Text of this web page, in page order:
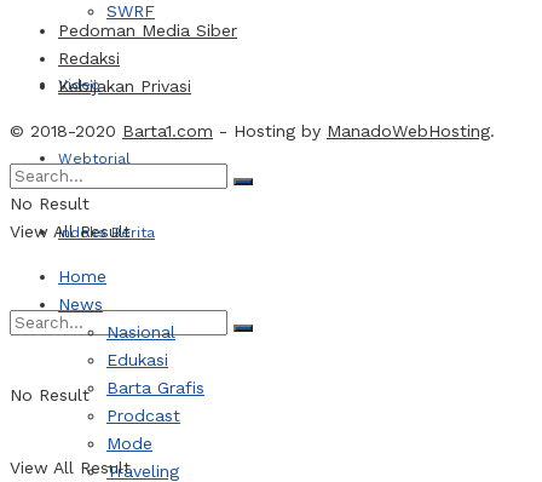
SWRF
Video
Webtorial
Indeks Berita
No Result
View All Result
Pedoman Media Siber
Redaksi
Kebijakan Privasi
© 2018-2020 Barta1.com - Hosting by ManadoWebHosting.
No Result
View All Result
Home
News
Nasional
Edukasi
Barta Grafis
Prodcast
Mode
Traveling